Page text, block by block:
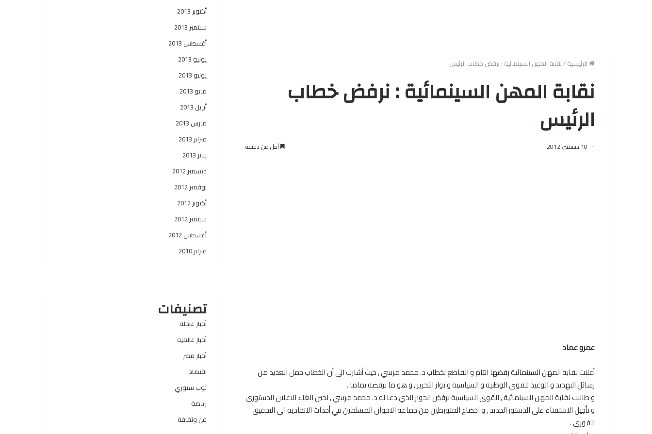
الرئيسية/نقابة المهن السينمائية : نرفض خطاب الرئيس
نقابة المهن السينمائية : نرفض خطاب
الرئيس
10 ديسمبر، 2012 أقل من دقيقة
عمرو عماد
أعلنت نقابة المهن السينمائية رفضها التام و القاطع لخطاب د. محمد مرسي , حيث أشارت الى أن الخطاب حمل العديد من
رسائل التهديد و الوعيد للقوى الوطنية و السياسية و ثوار التحرير , و هو ما نرفضه تماما .
و طالبت نقابة المهن السينمائية , القوى السياسية برفض الحوار الذي دعا له د. محمد مرسي , لحين الغاء الاعلان الدستوري
و تأجيل الاستفتاء على الدستور الجديد , و اخضاع المتورطين من جماعة الاخوان المسلمين في أحداث الاتحادية الى التحقيق
الفوري .
أكتوبر 2013
سبتمبر 2013
أغسطس 2013
يوليو 2013
يونيو 2013
مايو 2013
أبريل 2013
مارس 2013
فبراير 2013
يناير 2013
ديسمبر 2012
نوفمبر 2012
أكتوبر 2012
سبتمبر 2012
أغسطس 2012
فبراير 2010
تصنيفات
أخبار عاجلة
أخبار عالمية
أخبار مصر
اقتصاد
توب ستوري
رياضة
فن وثقافة